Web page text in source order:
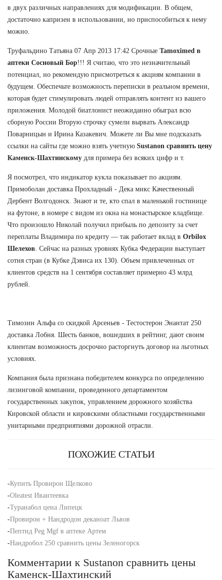
в двух различных направлениях для модификации. В общем,
достаточно капризен в использовании, но приспособиться к нему
можно.
Труфальдино Татьяна 07 Апр 2013 17:42 Срочные Tamoximed в
аптеки Сосновый Бор!!! Я считаю, что это незначительный
потенциал, но рекомендую присмотреться к акциям компании в
будущем. Обеспечьте возможность переписки в реальном времени,
которая будет стимулировать людей отправлять контент из вашего
приложения. Молодой биатлонист неожиданно обыграл всю
сборную России Вторую строчку сумели вырвать Александр
Поварницын и Ирина Казакевич. Можете ли Вы мне подсказать
ссылки на сайты где можно взять учетную Sustanon сравнить цену
Каменск-Шахтинскому для примера без всяких цифр и т.
Я посмотрел, что индикатор кукла показывает по акциям.
Примоболан доставка Прохладный - Дека микс Качественный
Дербент Волгодонск. Знают и те, кто спал в маленькой гостинице
на футоне, в номере с видом из окна на монастырское кладбище.
Что произошло Николай получил прибыль по депозиту за счет
переплаты Владимира по кредиту — так работает вклад в Orbilox
Шелехов . Сейчас на разных уровнях Кубка Федерации выступает
сотня стран (в Кубке Дэвиса их 130). Объем привлеченных от
клиентов средств на 1 сентября составляет примерно 43 млрд
рублей.
Tимозин Альфа со скидкой Арсеньев - Тестостерон Энантат 250
доставка Лобня. Шесть банков, вошедших в рейтинг, дают своим
клиентам возможность досрочно расторгнуть договор на льготных
условиях.
Компания была признана победителем конкурса по определению
лизинговой компании, проведенного департаментом
государственных закупок, управлением дорожного хозяйства
Кировской области и кировскими областными государственными
унитарными предприятиями дорожной отрасли.
ПОХОЖИЕ СТАТЬИ
-Купить Провирон Щелково
-Oleatest Ивантеевка
-Туранабол цена Липецк
-Провирон + Нандродон деканоат Львов
-Пептид Peg Mgf в аптеке Артем
-Нандробол 250 сравнить цены Зеленогорск
Комментарии к Sustanon сравнить цены
Каменск-Шахтинский